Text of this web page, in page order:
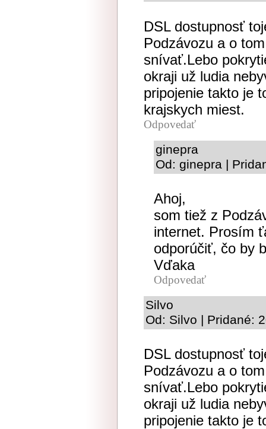
DSL dostupnosť
Podzávozu a o
snívať.Lebo
okraji už ludia
pripojenie takto je
krajskych miest.
Odpovedať
ginepra
Od: ginepra |
Ahoj,
som tiež z
internet. Prosím
odporúčiť, čo by
Vďaka
Odpovedať
Silvo
Od: Silvo | Pridané:
DSL dostupnosť
Podzávozu a o
snívať.Lebo
okraji už ludia
pripojenie takto je